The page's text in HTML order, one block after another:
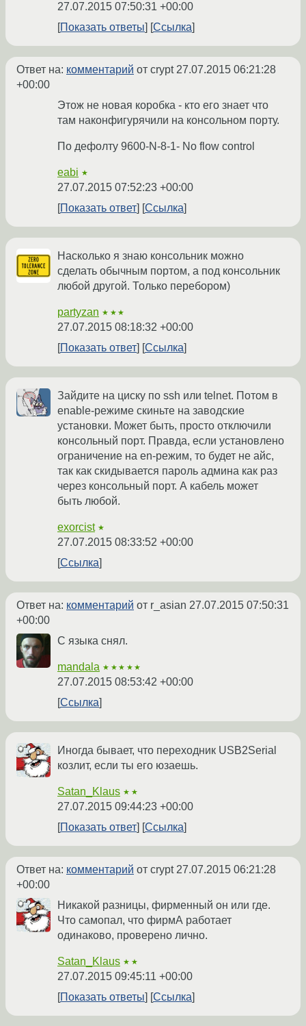
27.07.2015 07:50:31 +00:00
Показать ответы
Ссылка
Ответ на: комментарий от crypt27.07.2015 06:21:28
+00:00
Этож не новая коробка - кто его знает что
там наконфигурячили на консольном порту.
По дефолту 9600-N-8-1- No flow control
eabi ★
27.07.2015 07:52:23 +00:00
Показать ответ
Ссылка
Насколько я знаю консольник можно
сделать обычным портом, а под консольник
любой другой. Только перебором)
partyzan ★★★
27.07.2015 08:18:32 +00:00
Показать ответ
Ссылка
Зайдите на циску по ssh или telnet. Потом в
enable-режиме скиньте на заводские
установки. Может быть, просто отключили
консольный порт. Правда, если установлено
ограничение на en-режим, то будет не айс,
так как скидывается пароль админа как раз
через консольный порт. А кабель может
быть любой.
exorcist ★
27.07.2015 08:33:52 +00:00
Ссылка
Ответ на: комментарий от r_asian 27.07.2015 07:50:31
+00:00
С языка снял.
mandala ★★★★★
27.07.2015 08:53:42 +00:00
Ссылка
Иногда бывает, что переходник USB2Serial
козлит, если ты его юзаешь.
Satan_Klaus ★★
27.07.2015 09:44:23 +00:00
Показать ответ
Ссылка
Ответ на: комментарий от crypt27.07.2015 06:21:28
+00:00
Никакой разницы, фирменный он или где.
Что самопал, что фирмА работает
одинаково, проверено лично.
Satan_Klaus ★★
27.07.2015 09:45:11 +00:00
Показать ответы
Ссылка